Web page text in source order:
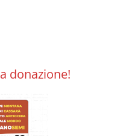
donazione!